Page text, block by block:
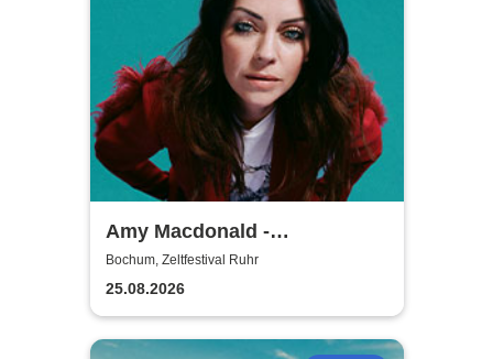
Amy Macdonald -
Sommershows 2026
Bochum, Zeltfestival Ruhr
25.08.2026